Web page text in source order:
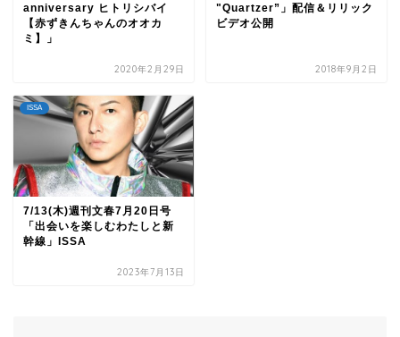
anniversary ヒトリシバイ
【⾚ずきんちゃんのオオカ
ミ】」
2020年2月29日
"Quartzer”」配信＆リリック
ビデオ公開
2018年9月2日
ISSA
7/13(木)週刊文春7月20日号
「出会いを楽しむわたしと新
幹線」ISSA
2023年7月13日